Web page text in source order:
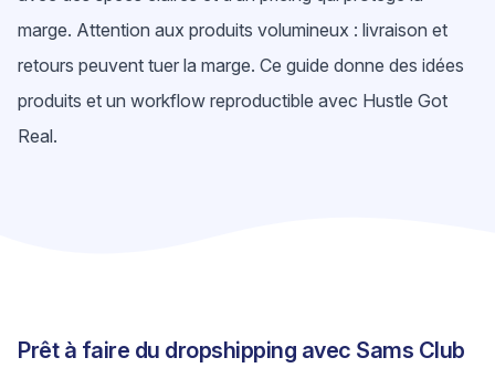
marge. Attention aux produits volumineux : livraison et
retours peuvent tuer la marge. Ce guide donne des idées
produits et un workflow reproductible avec Hustle Got
Real.
Prêt à faire du dropshipping avec Sams Club